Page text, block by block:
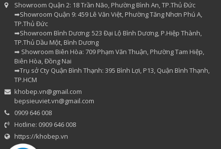
Showroom Quận 2: 18 Trần Não, Phường Bình An, TP.Thủ Đức
➡Showroom Quận 9: 459 Lê Văn Việt, Phường Tăng Nhơn Phú A,
TP.Thủ Đức
➡Showroom Bình Dương: 523 Đại Lộ Bình Dương, P.Hiệp Thành,
TP.Thủ Dầu Một, Bình Dương
➡ Showroom Biên Hòa: 709 Phạm Văn Thuận, Phường Tam Hiệp,
Biên Hòa, Đồng Nai
➡Trụ sở Cty Quận Bình Thạnh: 395 Bình Lợi, P13, Quận Bình Thạnh,
TP.HCM
khobep.vn@gmail.com
bepsieuviet.vn@gmail.com
0909 646 008
Hotline: 0909 646 008
https://khobep.vn